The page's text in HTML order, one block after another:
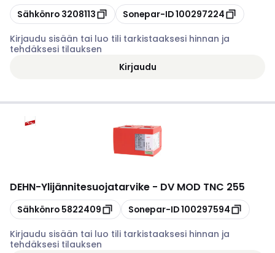
Kopioi
Sähkönro 3208113 Kopioi
Sonepar-ID100297224
Kirjaudu sisään tai luo tili tarkistaaksesi hinnan ja
tehdäksesi tilauksen
Kirjaudu
DEHN-Ylijännitesuojatarvike - DV MOD TNC 255
Kopioi
Sähkönro 5822409 Kopioi
Sonepar-ID100297594
Kirjaudu sisään tai luo tili tarkistaaksesi hinnan ja
tehdäksesi tilauksen